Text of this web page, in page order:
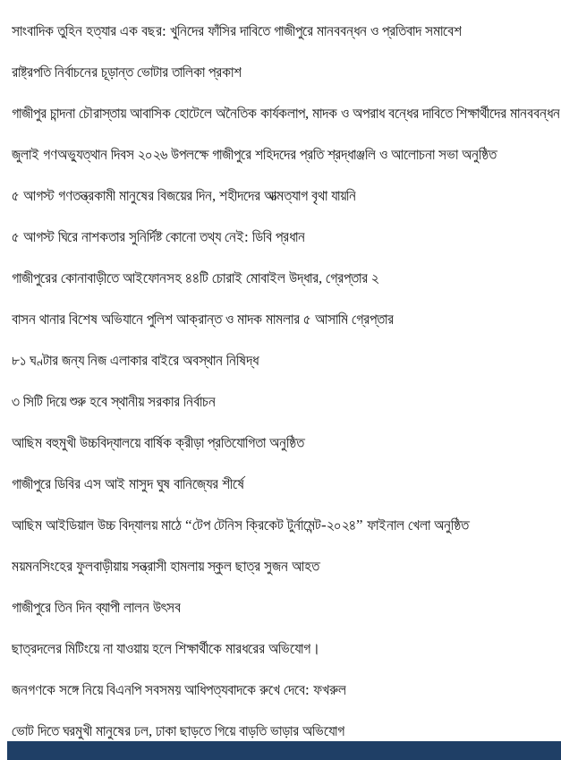
সাংবাদিক তুহিন হত্যার এক বছর: খুনিদের ফাঁসির দাবিতে গাজীপুরে মানববন্ধন ও প্রতিবাদ সমাবেশ
রাষ্ট্রপতি নির্বাচনের চূড়ান্ত ভোটার তালিকা প্রকাশ
গাজীপুর চান্দনা চৌরাস্তায় আবাসিক হোটেলে অনৈতিক কার্যকলাপ, মাদক ও অপরাধ বন্ধের দাবিতে শিক্ষার্থীদের মানববন্ধন
জুলাই গণঅভ্যুত্থান দিবস ২০২৬ উপলক্ষে গাজীপুরে শহিদদের প্রতি শ্রদ্ধাঞ্জলি ও আলোচনা সভা অনুষ্ঠিত
৫ আগস্ট গণতন্ত্রকামী মানুষের বিজয়ের দিন, শহীদদের আত্মত্যাগ বৃথা যায়নি
৫ আগস্ট ঘিরে নাশকতার সুনির্দিষ্ট কোনো তথ্য নেই: ডিবি প্রধান
গাজীপুরের কোনাবাড়ীতে আইফোনসহ ৪৪টি চোরাই মোবাইল উদ্ধার, গ্রেপ্তার ২
বাসন থানার বিশেষ অভিযানে পুলিশ আক্রান্ত ও মাদক মামলার ৫ আসামি গ্রেপ্তার
৮১ ঘণ্টার জন্য নিজ এলাকার বাইরে অবস্থান নিষিদ্ধ
৩ সিটি দিয়ে শুরু হবে স্থানীয় সরকার নির্বাচন
আছিম বহুমুখী উচ্চবিদ্যালয়ে বার্ষিক ক্রীড়া প্রতিযোগিতা অনুষ্ঠিত
গাজীপুরে ডিবির এস আই মাসুদ ঘুষ বানিজ্যের শীর্ষে
আছিম আইডিয়াল উচ্চ বিদ্যালয় মাঠে “টেপ টেনিস ক্রিকেট টুর্নামেন্ট-২০২৪” ফাইনাল খেলা অনুষ্ঠিত
ময়মনসিংহের ফুলবাড়ীয়ায় সন্ত্রাসী হামলায় স্কুল ছাত্র সুজন আহত
গাজীপুরে তিন দিন ব্যাপী লালন উৎসব
ছাত্রদলের মিটিংয়ে না যাওয়ায় হলে শিক্ষার্থীকে মারধরের অভিযোগ।
জনগণকে সঙ্গে নিয়ে বিএনপি সবসময় আধিপত্যবাদকে রুখে দেবে: ফখরুল
ভোট দিতে ঘরমুখী মানুষের ঢল, ঢাকা ছাড়তে গিয়ে বাড়তি ভাড়ার অভিযোগ